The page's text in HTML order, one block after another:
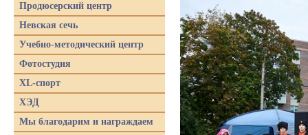
Продюсерский центр
Невская сечь
Учебно-методический центр
Фотостудия
XL-спорт
ХЭД
Мы благодарим и награждаем